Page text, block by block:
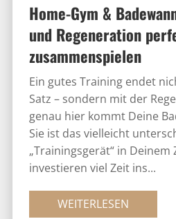
Home-Gym &
und Regeneration
zusammenspielen
Ein gutes Training endet
Satz – sondern mit der
genau hier kommt Deine
Sie ist das vielleicht
„Trainingsgerät“ in Deinem
investieren viel Zeit ins...
WEITERLESEN